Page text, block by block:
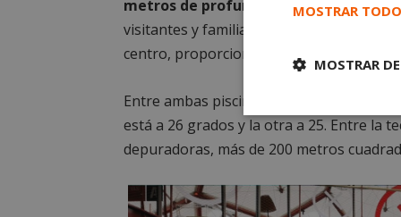
metros de profundidad y otra, que
visitantes y familiares ver, fotografiar e
centro, proporcionándoles una
Entre ambas piscinas suman 1,5
está a 26 grados y la otra a 25. Entre la
depuradoras, más de 200 metros
MOSTRAR
MOSTRAR
Cookies
estrictamente
necesarias